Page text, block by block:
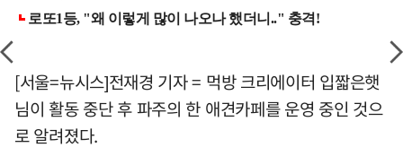
[서울=뉴시스]전재경 기자 = 먹방 크리에이터 입짧은햇
님이 활동 중단 후 파주의 한 애견카페를 운영 중인 것으
로 알려졌다.